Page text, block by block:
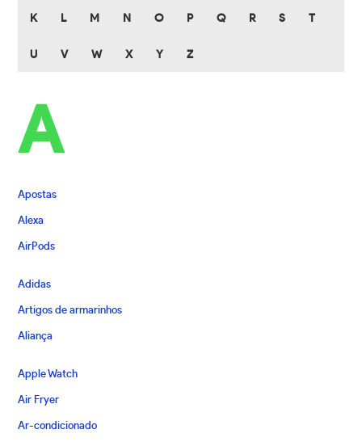
K L M N O P Q R S T
U V W X Y Z
A
Apostas
Alexa
AirPods
Adidas
Artigos de armarinhos
Aliança
Apple Watch
Air Fryer
Ar-condicionado